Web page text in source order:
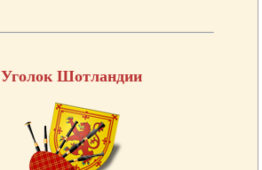
Уголок Шотландии